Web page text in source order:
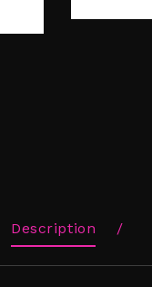
Description